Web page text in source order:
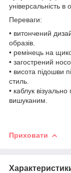
універсальність в
Переваги:
• витончений
образів.
• ремінець на
• загострений
• висота підошви
стиль.
• каблук
вишуканим.
Приховати